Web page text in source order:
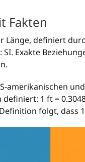
Fakten
Länge, definiert
Exakte
amerikanischen
1 ft =
folgt, dass